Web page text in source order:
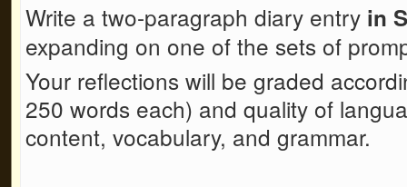
Write a two-paragraph diary entry in
expanding on one of the sets of
Your reflections will be graded
250 words each) and quality of
content, vocabulary, and grammar.